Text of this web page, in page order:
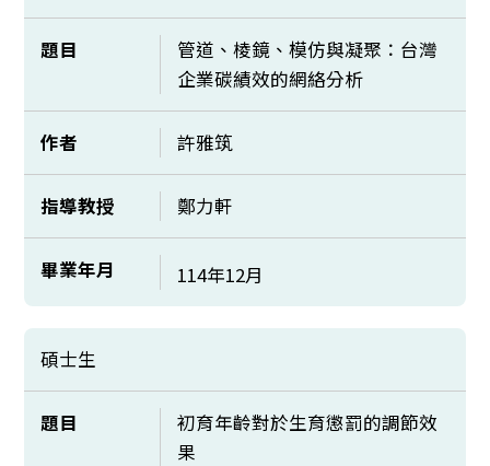
題目
管道、棱鏡、模仿與凝聚：台灣
企業碳績效的網絡分析
作者 許雅筑
指導教授 鄭力軒
畢業年月 114年12月
碩士生
題目
初育年齡對於生育懲罰的調節效
果